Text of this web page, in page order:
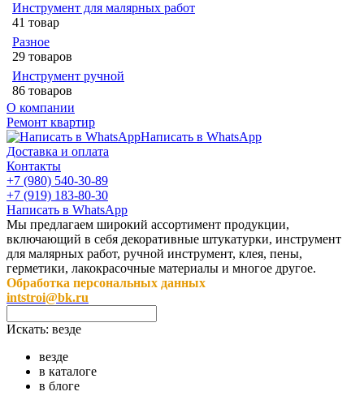
Инструмент для малярных работ
41 товар
Разное
29 товаров
Инструмент ручной
86 товаров
О компании
Ремонт квартир
Написать в WhatsApp
Доставка и оплата
Контакты
+7 (980) 540-30-89
+7 (919) 183-80-30
Написать в WhatsApp
Мы предлагаем широкий ассортимент продукции,
включающий в себя декоративные штукатурки, инструмент
для малярных работ, ручной инструмент, клея, пены,
герметики, лакокрасочные материалы и многое другое.
Обработка персональных данных
intstroi@bk.ru
Искать: везде
везде
в каталоге
в блоге